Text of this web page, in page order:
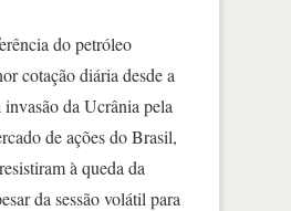
do petróleo
cotação diária desde a
invasão da Ucrânia pela
de ações do Brasil,
à queda da
da sessão volátil para